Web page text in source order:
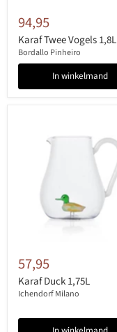
94,95
Karaf Twee Vogels 1,8L
Bordallo Pinheiro
In winkelmand
57,95
Karaf Duck 1,75L
Ichendorf Milano